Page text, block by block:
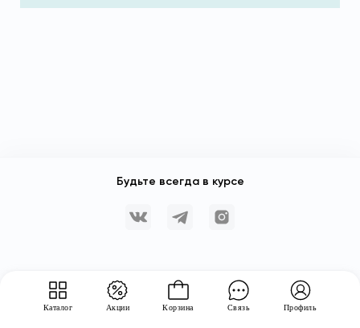
Каталог Акции Корзина Связь Профиль
Будьте всегда в курсе